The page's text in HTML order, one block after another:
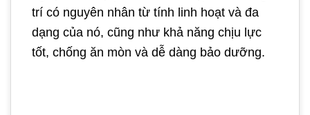
trí có nguyên nhân từ tính linh hoạt và đa
dạng của nó, cũng như khả năng chịu lực
tốt, chống ăn mòn và dễ dàng bảo dưỡng.